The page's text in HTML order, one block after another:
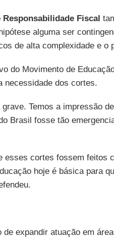
Responsabilidade Fiscal
alguma ser
de alta complexidade e o
do Movimento de
necessidade dos cortes.
Temos a impressão
Brasil fosse tão
esses cortes fossem feitos
hoje é básica para
de expandir atuação em